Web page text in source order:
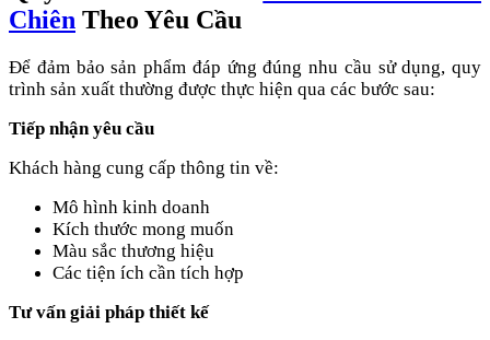
Chiên Theo Yêu Cầu
Để đảm bảo sản phẩm đáp ứng đúng nhu cầu sử dụng, quy
trình sản xuất thường được thực hiện qua các bước sau:
Tiếp nhận yêu cầu
Khách hàng cung cấp thông tin về:
Mô hình kinh doanh
Kích thước mong muốn
Màu sắc thương hiệu
Các tiện ích cần tích hợp
Tư vấn giải pháp thiết kế